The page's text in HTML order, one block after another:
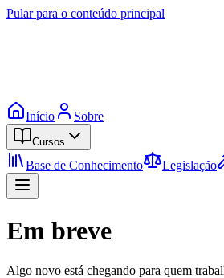
Pular para o conteúdo principal
Início Sobre
Cursos
Base de Conhecimento Legislação
Em breve
Algo novo está chegando para quem